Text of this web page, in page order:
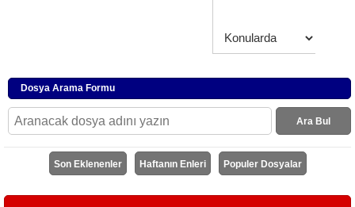
Dosya Arama Formu
Ara Bul
Son Eklenenler Haftanın Enleri Populer Dosyalar